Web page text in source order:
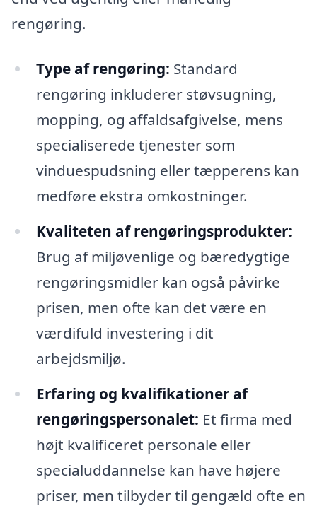
rengøring.
Type af rengøring: Standard
rengøring inkluderer støvsugning,
mopping, og affaldsafgivelse, mens
specialiserede tjenester som
vinduespudsning eller tæpperens kan
medføre ekstra omkostninger.
Kvaliteten af rengøringsprodukter:
Brug af miljøvenlige og bæredygtige
rengøringsmidler kan også påvirke
prisen, men ofte kan det være en
værdifuld investering i dit
arbejdsmiljø.
Erfaring og kvalifikationer af
rengøringspersonalet: Et firma med
højt kvalificeret personale eller
specialuddannelse kan have højere
priser, men tilbyder til gengæld ofte en